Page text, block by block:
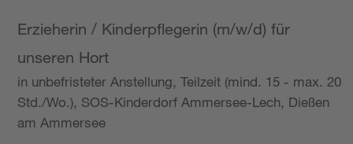
Erzieherin / Kinderpflegerin (m/w/d) für
unseren Hort
in unbefristeter Anstellung, Teilzeit (mind. 15 - max. 20
Std./Wo.), SOS-Kinderdorf Ammersee-Lech, Dießen
am Ammersee